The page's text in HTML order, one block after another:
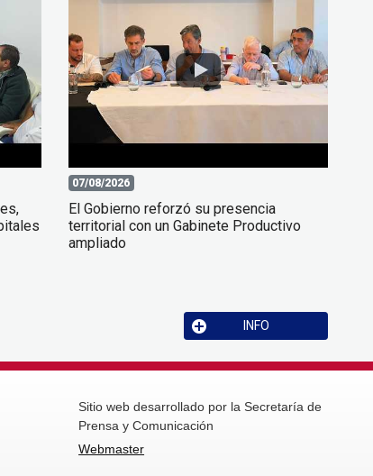
07/08/2026
El Gobierno reforzó su presencia
territorial con un Gabinete Productivo
ampliado
INFO
Sitio web desarrollado por la Secretaría de
Prensa y Comunicación
Webmaster